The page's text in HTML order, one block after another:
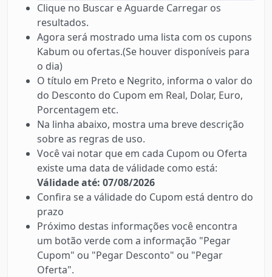
Clique no Buscar e Aguarde Carregar os
resultados.
Agora será mostrado uma lista com os cupons
Kabum ou ofertas.(Se houver disponíveis para
o dia)
O título em Preto e Negrito, informa o valor do
do Desconto do Cupom em Real, Dolar, Euro,
Porcentagem etc.
Na linha abaixo, mostra uma breve descrição
sobre as regras de uso.
Você vai notar que em cada Cupom ou Oferta
existe uma data de válidade como está:
Válidade até: 07/08/2026
Confira se a válidade do Cupom está dentro do
prazo
Próximo destas informações você encontra
um botão verde com a informação "Pegar
Cupom" ou "Pegar Desconto" ou "Pegar
Oferta".